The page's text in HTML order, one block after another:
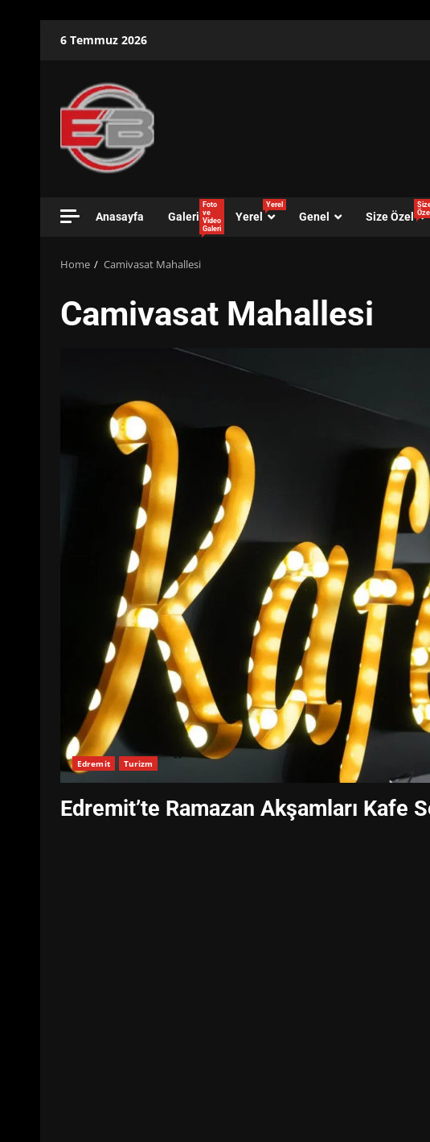
6 Temmuz 2026
Anasayfa Galeri
Foto
ve
Video
Galeri
Yerel
Yerel
Genel Size Özel
Özel
Home Camivasat Mahallesi
Camivasat Mahallesi
Edremit Turizm
Edremit’te Ramazan Akşamları Kafe